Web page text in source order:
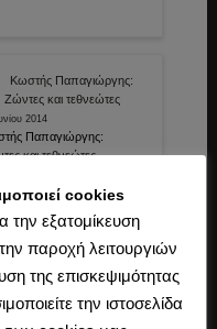
2014
Παπαγιώργης:
και τεθνεώτες
2016
cookies
την εξατομίκευση
παροχή λειτουργιών
της επισκεψιμότητας
την ιστοσελίδα